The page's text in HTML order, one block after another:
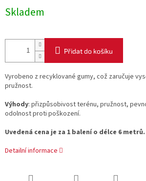
cena:
Skladem
Přidat do košíku
Vyrobeno z recyklované gumy, což zaručuje
pružnost.
Výhody: přizpůsobivost terénu, pružnost,
odolnost proti poškození.
Uvedená cena je za 1 balení o délce 6 metrů.
Detailní informace